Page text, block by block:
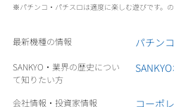
※パチンコ・パチスロは適度に楽しむ遊びです。の
最新機種の情報 パチン
SANKYO・業界の歴史につい
て知りたい方
会社情報・投資家情報 コーポ